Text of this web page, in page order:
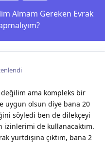
Almam Gereken Evrak
ama kompleks bir
uygun olsun diye bana 20
söyledi ben de dilekçeyi
izinlerimi de kullanacaktım.
yurtdışına çıktım, bana 2